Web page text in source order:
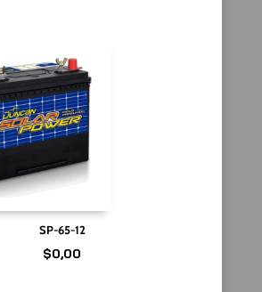
SP-65-12
$0,00